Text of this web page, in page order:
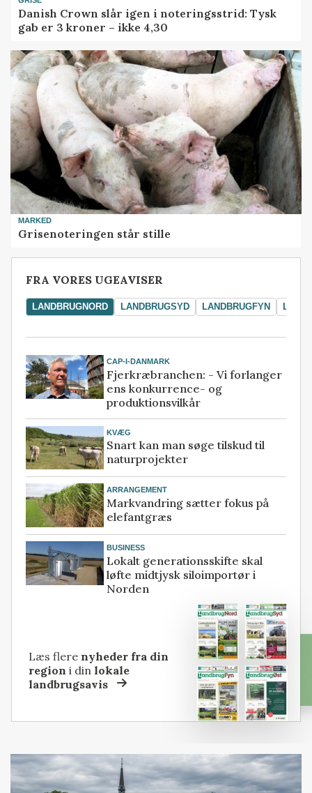
Danish Crown slår igen i noteringsstrid: Tysk
gab er 3 kroner – ikke 4,30
MARKED
Grisenoteringen står stille
FRA VORES UGEAVISER
LANDBRUGNORD LANDBRUGSYD LANDBRUGFYN
CAP-I-DANMARK
Fjerkræbranchen: - Vi forlanger
ens konkurrence- og
produktionsvilkår
KVÆG
Snart kan man søge tilskud til
naturprojekter
ARRANGEMENT
Markvandring sætter fokus på
elefantgræs
BUSINESS
Lokalt generationsskifte skal
løfte midtjysk siloimportør i
Norden
Læs flere nyheder fra din
region i dinlokale
landbrugsavis